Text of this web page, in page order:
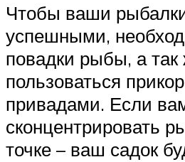
Чтобы ваши
успешными,
повадки рыбы, а так
пользоваться
привадами. Если
сконцентрировать
точке – ваш садок